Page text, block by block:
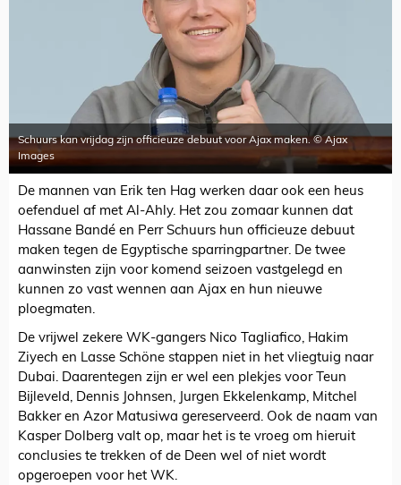
Schuurs kan vrijdag zijn officieuze debuut voor Ajax maken. © Ajax
Images
De mannen van Erik ten Hag werken daar ook een heus
oefenduel af met Al-Ahly. Het zou zomaar kunnen dat
Hassane Bandé en Perr Schuurs hun officieuze debuut
maken tegen de Egyptische sparringpartner. De twee
aanwinsten zijn voor komend seizoen vastgelegd en
kunnen zo vast wennen aan Ajax en hun nieuwe
ploegmaten.
De vrijwel zekere WK-gangers Nico Tagliafico, Hakim
Ziyech en Lasse Schöne stappen niet in het vliegtuig naar
Dubai. Daarentegen zijn er wel een plekjes voor Teun
Bijleveld, Dennis Johnsen, Jurgen Ekkelenkamp, Mitchel
Bakker en Azor Matusiwa gereserveerd. Ook de naam van
Kasper Dolberg valt op, maar het is te vroeg om hieruit
conclusies te trekken of de Deen wel of niet wordt
opgeroepen voor het WK.